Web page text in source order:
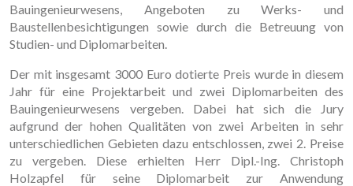
Bauingenieurwesens, Angeboten zu Werks- und
Baustellenbesichtigungen sowie durch die Betreuung von
Studien- und Diplomarbeiten.
Der mit insgesamt 3000 Euro dotierte Preis wurde in diesem
Jahr für eine Projektarbeit und zwei Diplomarbeiten des
Bauingenieurwesens vergeben. Dabei hat sich die Jury
aufgrund der hohen Qualitäten von zwei Arbeiten in sehr
unterschiedlichen Gebieten dazu entschlossen, zwei 2. Preise
zu vergeben. Diese erhielten Herr Dipl.-Ing. Christoph
Holzapfel für seine Diplomarbeit zur Anwendung